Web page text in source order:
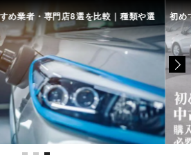
め業者・専門店8選を比較｜種類や選 初め